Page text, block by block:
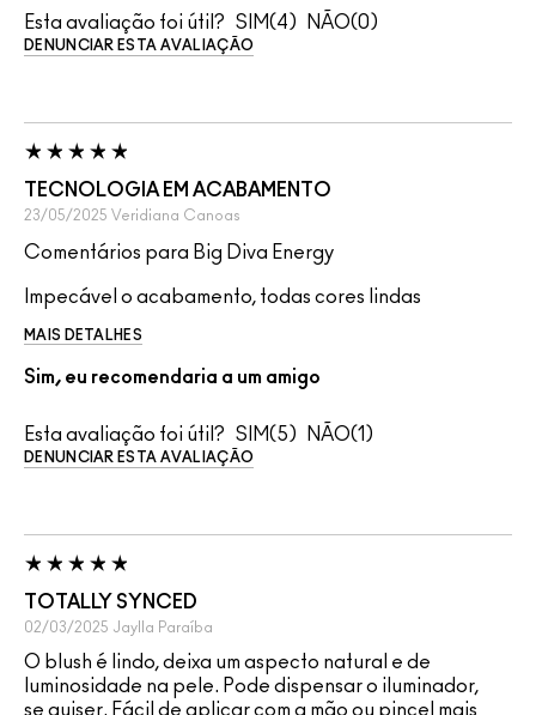
Esta avaliação foi útil? 4 0
DENUNCIAR ESTA AVALIAÇÃO
TECNOLOGIA EM ACABAMENTO
23/05/2025 Veridiana Canoas
Comentários para Big Diva Energy
Impecável o acabamento, todas cores lindas
MAIS DETALHES
Sim, eu recomendaria a um amigo
Esta avaliação foi útil? 5 1
DENUNCIAR ESTA AVALIAÇÃO
TOTALLY SYNCED
02/03/2025 Jaylla Paraíba
O blush é lindo, deixa um aspecto natural e de
luminosidade na pele. Pode dispensar o iluminador,
se quiser. Fácil de aplicar com a mão ou pincel mais